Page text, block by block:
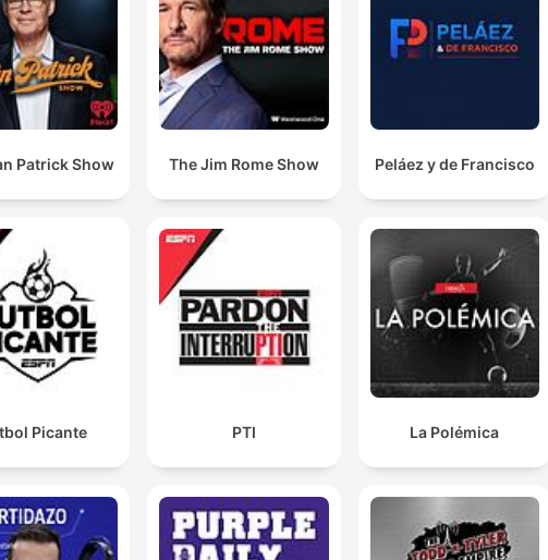
Patrick Show The Jim Rome Show Peláez y de Francisco
Picante PTI La Polémica